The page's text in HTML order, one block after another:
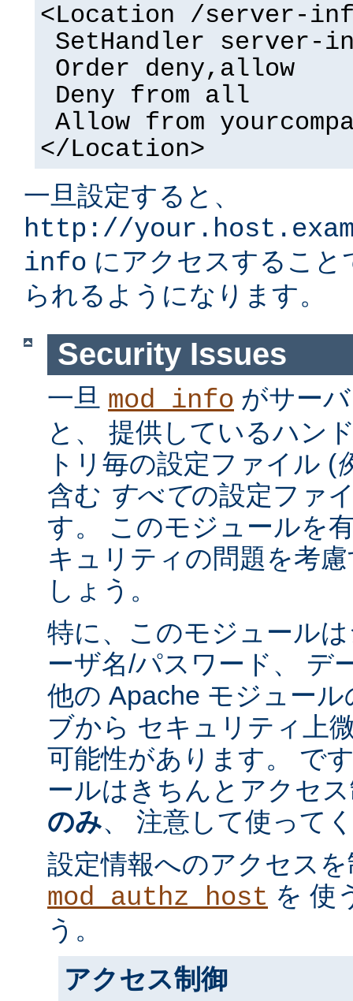
<Location /server-
SetHandler server-
Order deny,allow
Deny from all
Allow from
</Location>
一旦設定すると、
http://
info にアクセスすること
られるようになります。
Security Issues
一旦 mod_info がサー
と、 提供しているハン
トリ毎の設定ファイル (
含む すべての設定ファ
す。 このモジュールを
キュリティの問題を考
しょう。
特に、このモジュール
ーザ名/パスワード、 デ
他の Apache モジュー
ブから セキュリティ上
可能性があります。 で
ールはきちんとアクセ
のみ、 注意して使って
設定情報へのアクセス
mod_authz_host を 使
う。
アクセス制御